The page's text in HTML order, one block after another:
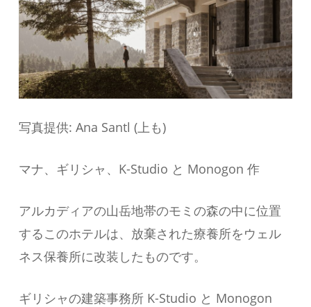
写真提供: Ana Santl (上も)
マナ、ギリシャ、K-Studio と Monogon 作
アルカディアの山岳地帯のモミの森の中に位置
するこのホテルは、放棄された療養所をウェル
ネス保養所に改装したものです。
ギリシャの建築事務所 K-Studio と Monogon